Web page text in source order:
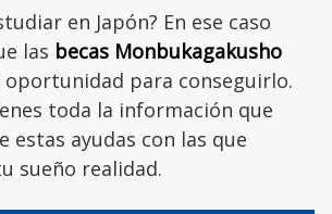
en Japón? En ese caso
las becas Monbukagakusho
oportunidad para conseguirlo.
toda la información que
estas ayudas con las que
sueño realidad.